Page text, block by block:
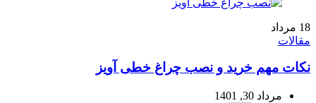
18 مرداد
مقالات
نکات مهم خرید و نصب چراغ خطی آویز
مرداد 30, 1401